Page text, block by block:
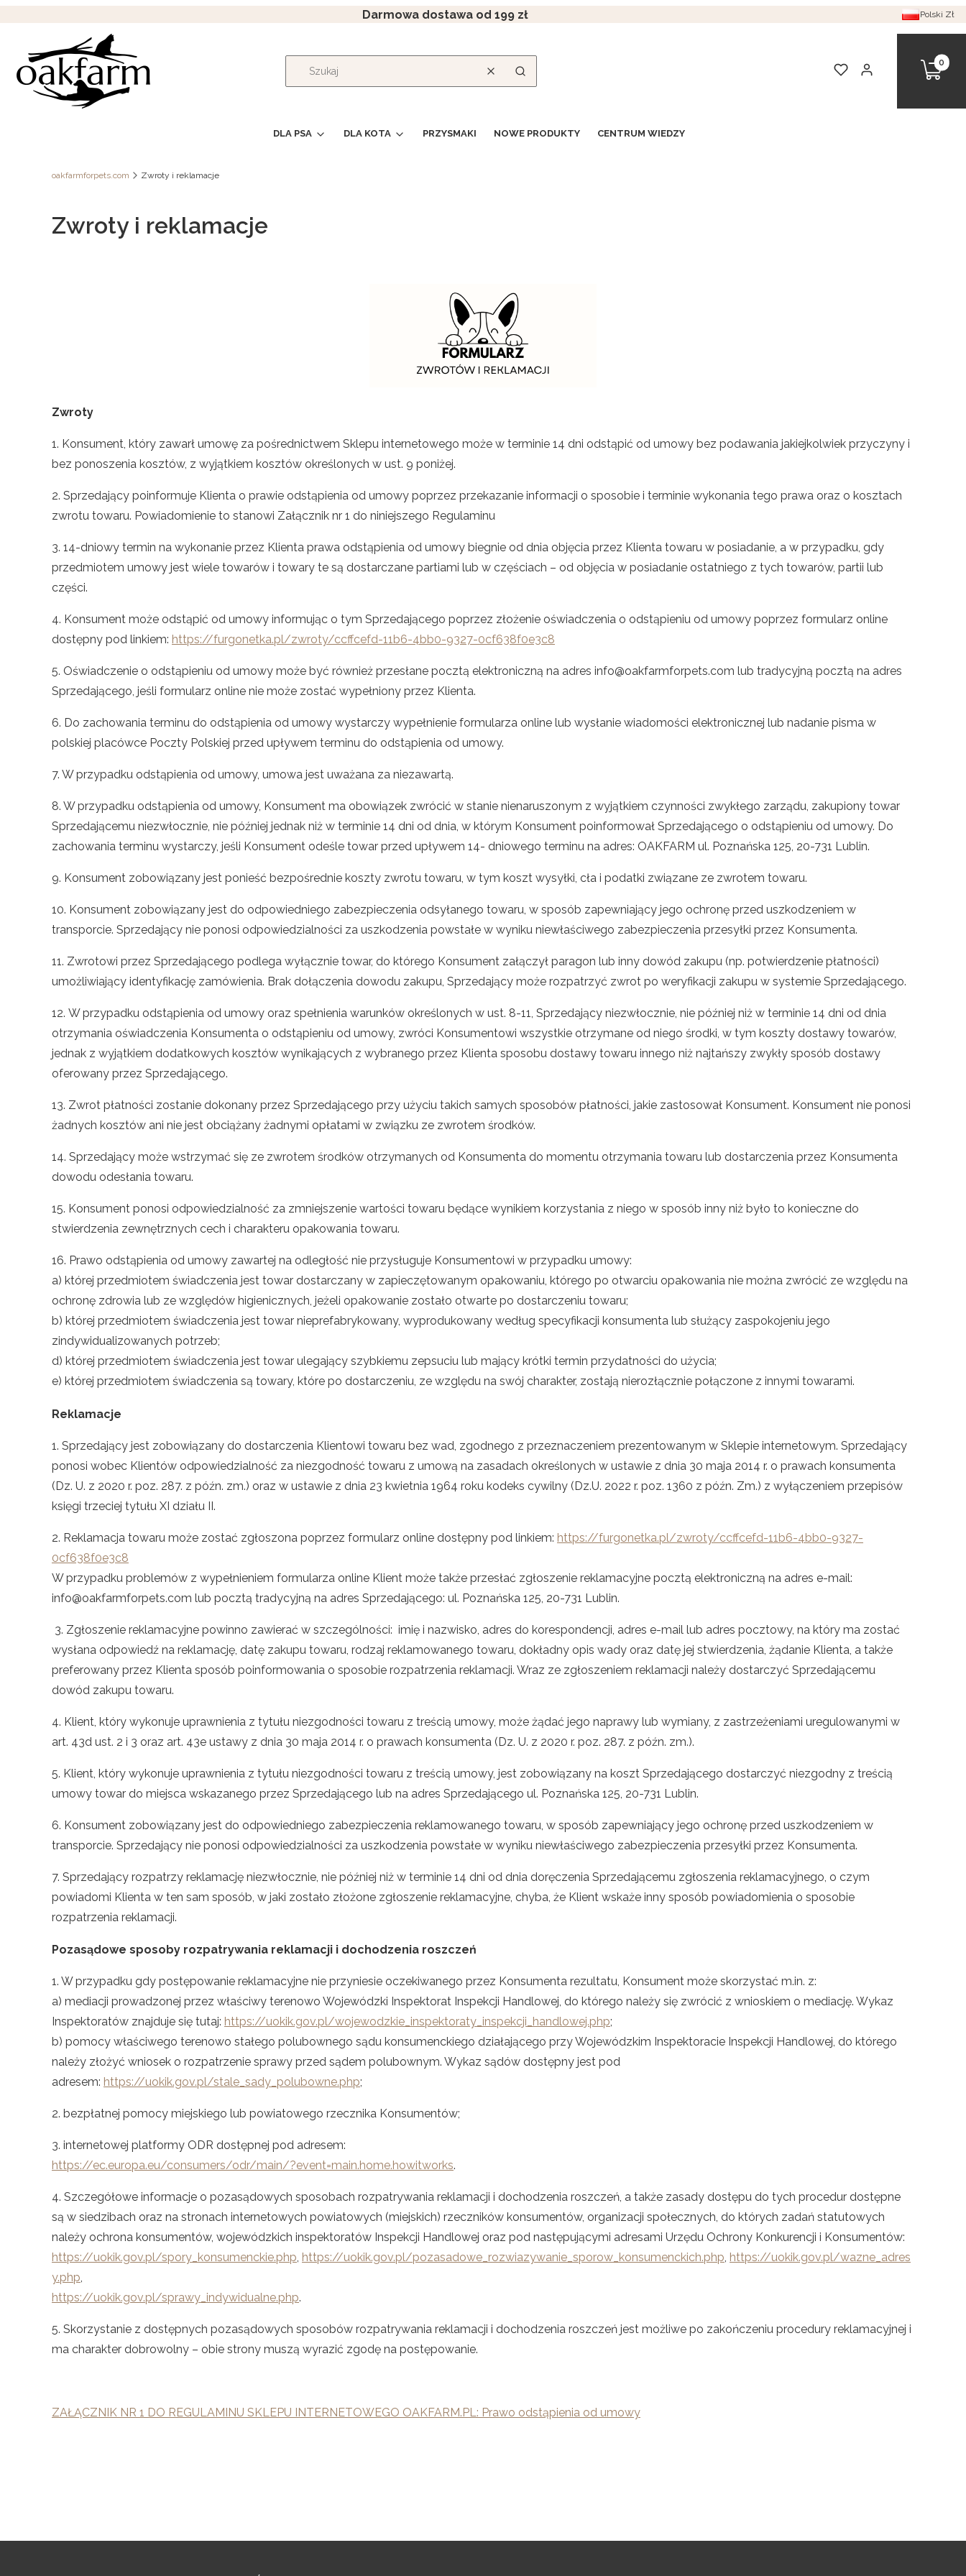
Darmowa dostawa od 199 zł Polski Zł
WyczyśćSzukaj
UlubioneZaloguj się Koszyk
DLA PSA DLA KOTA PRZYSMAKI NOWE PRODUKTY CENTRUM WIEDZY
oakfarmforpets.com Zwroty i reklamacje
Zwroty i reklamacje
Zwroty
1. Konsument, który zawarł umowę za pośrednictwem Sklepu internetowego może w terminie 14 dni odstąpić od umowy bez podawania jakiejkolwiek przyczyny i
bez ponoszenia kosztów, z wyjątkiem kosztów określonych w ust. 9 poniżej.
2. Sprzedający poinformuje Klienta o prawie odstąpienia od umowy poprzez przekazanie informacji o sposobie i terminie wykonania tego prawa oraz o kosztach
zwrotu towaru. Powiadomienie to stanowi Załącznik nr 1 do niniejszego Regulaminu
3. 14-dniowy termin na wykonanie przez Klienta prawa odstąpienia od umowy biegnie od dnia objęcia przez Klienta towaru w posiadanie, a w przypadku, gdy
przedmiotem umowy jest wiele towarów i towary te są dostarczane partiami lub w częściach – od objęcia w posiadanie ostatniego z tych towarów, partii lub
części.
4. Konsument może odstąpić od umowy informując o tym Sprzedającego poprzez złożenie oświadczenia o odstąpieniu od umowy poprzez formularz online
dostępny pod linkiem: https://furgonetka.pl/zwroty/ccffcefd-11b6-4bb0-9327-0cf638f0e3c8
5. Oświadczenie o odstąpieniu od umowy może być również przesłane pocztą elektroniczną na adres info@oakfarmforpets.com lub tradycyjną pocztą na adres
Sprzedającego, jeśli formularz online nie może zostać wypełniony przez Klienta.
6. Do zachowania terminu do odstąpienia od umowy wystarczy wypełnienie formularza online lub wysłanie wiadomości elektronicznej lub nadanie pisma w
polskiej placówce Poczty Polskiej przed upływem terminu do odstąpienia od umowy.
7. W przypadku odstąpienia od umowy, umowa jest uważana za niezawartą.
8. W przypadku odstąpienia od umowy, Konsument ma obowiązek zwrócić w stanie nienaruszonym z wyjątkiem czynności zwykłego zarządu, zakupiony towar
Sprzedającemu niezwłocznie, nie później jednak niż w terminie 14 dni od dnia, w którym Konsument poinformował Sprzedającego o odstąpieniu od umowy. Do
zachowania terminu wystarczy, jeśli Konsument odeśle towar przed upływem 14- dniowego terminu na adres: OAKFARM ul. Poznańska 125, 20-731 Lublin.
9. Konsument zobowiązany jest ponieść bezpośrednie koszty zwrotu towaru, w tym koszt wysyłki, cła i podatki związane ze zwrotem towaru.
10. Konsument zobowiązany jest do odpowiedniego zabezpieczenia odsyłanego towaru, w sposób zapewniający jego ochronę przed uszkodzeniem w
transporcie. Sprzedający nie ponosi odpowiedzialności za uszkodzenia powstałe w wyniku niewłaściwego zabezpieczenia przesyłki przez Konsumenta.
11. Zwrotowi przez Sprzedającego podlega wyłącznie towar, do którego Konsument załączył paragon lub inny dowód zakupu (np. potwierdzenie płatności)
umożliwiający identyfikację zamówienia. Brak dołączenia dowodu zakupu, Sprzedający może rozpatrzyć zwrot po weryfikacji zakupu w systemie Sprzedającego.
12. W przypadku odstąpienia od umowy oraz spełnienia warunków określonych w ust. 8-11, Sprzedający niezwłocznie, nie później niż w terminie 14 dni od dnia
otrzymania oświadczenia Konsumenta o odstąpieniu od umowy, zwróci Konsumentowi wszystkie otrzymane od niego środki, w tym koszty dostawy towarów,
jednak z wyjątkiem dodatkowych kosztów wynikających z wybranego przez Klienta sposobu dostawy towaru innego niż najtańszy zwykły sposób dostawy
oferowany przez Sprzedającego.
13. Zwrot płatności zostanie dokonany przez Sprzedającego przy użyciu takich samych sposobów płatności, jakie zastosował Konsument. Konsument nie ponosi
żadnych kosztów ani nie jest obciążany żadnymi opłatami w związku ze zwrotem środków.
14. Sprzedający może wstrzymać się ze zwrotem środków otrzymanych od Konsumenta do momentu otrzymania towaru lub dostarczenia przez Konsumenta
dowodu odesłania towaru.
15. Konsument ponosi odpowiedzialność za zmniejszenie wartości towaru będące wynikiem korzystania z niego w sposób inny niż było to konieczne do
stwierdzenia zewnętrznych cech i charakteru opakowania towaru.
16. Prawo odstąpienia od umowy zawartej na odległość nie przysługuje Konsumentowi w przypadku umowy:
a) której przedmiotem świadczenia jest towar dostarczany w zapieczętowanym opakowaniu, którego po otwarciu opakowania nie można zwrócić ze względu na
ochronę zdrowia lub ze względów higienicznych, jeżeli opakowanie zostało otwarte po dostarczeniu towaru;
b) której przedmiotem świadczenia jest towar nieprefabrykowany, wyprodukowany według specyfikacji konsumenta lub służący zaspokojeniu jego
zindywidualizowanych potrzeb;
d) której przedmiotem świadczenia jest towar ulegający szybkiemu zepsuciu lub mający krótki termin przydatności do użycia;
e) której przedmiotem świadczenia są towary, które po dostarczeniu, ze względu na swój charakter, zostają nierozłącznie połączone z innymi towarami.
Reklamacje
1. Sprzedający jest zobowiązany do dostarczenia Klientowi towaru bez wad, zgodnego z przeznaczeniem prezentowanym w Sklepie internetowym. Sprzedający
ponosi wobec Klientów odpowiedzialność za niezgodność towaru z umową na zasadach określonych w ustawie z dnia 30 maja 2014 r. o prawach konsumenta
(Dz. U. z 2020 r. poz. 287. z późn. zm.) oraz w ustawie z dnia 23 kwietnia 1964 roku kodeks cywilny (Dz.U. 2022 r. poz. 1360 z późn. Zm.) z wyłączeniem przepisów
księgi trzeciej tytułu XI działu II.
2. Reklamacja towaru może zostać zgłoszona poprzez formularz online dostępny pod linkiem: https://furgonetka.pl/zwroty/ccffcefd-11b6-4bb0-9327-
0cf638f0e3c8
W przypadku problemów z wypełnieniem formularza online Klient może także przesłać zgłoszenie reklamacyjne pocztą elektroniczną na adres e-mail:
info@oakfarmforpets.com lub pocztą tradycyjną na adres Sprzedającego: ul. Poznańska 125, 20-731 Lublin.
3. Zgłoszenie reklamacyjne powinno zawierać w szczególności: imię i nazwisko, adres do korespondencji, adres e-mail lub adres pocztowy, na który ma zostać
wysłana odpowiedź na reklamację, datę zakupu towaru, rodzaj reklamowanego towaru, dokładny opis wady oraz datę jej stwierdzenia, żądanie Klienta, a także
preferowany przez Klienta sposób poinformowania o sposobie rozpatrzenia reklamacji. Wraz ze zgłoszeniem reklamacji należy dostarczyć Sprzedającemu
dowód zakupu towaru.
4. Klient, który wykonuje uprawnienia z tytułu niezgodności towaru z treścią umowy, może żądać jego naprawy lub wymiany, z zastrzeżeniami uregulowanymi w
art. 43d ust. 2 i 3 oraz art. 43e ustawy z dnia 30 maja 2014 r. o prawach konsumenta (Dz. U. z 2020 r. poz. 287. z późn. zm.).
5. Klient, który wykonuje uprawnienia z tytułu niezgodności towaru z treścią umowy, jest zobowiązany na koszt Sprzedającego dostarczyć niezgodny z treścią
umowy towar do miejsca wskazanego przez Sprzedającego lub na adres Sprzedającego ul. Poznańska 125, 20-731 Lublin.
6. Konsument zobowiązany jest do odpowiedniego zabezpieczenia reklamowanego towaru, w sposób zapewniający jego ochronę przed uszkodzeniem w
transporcie. Sprzedający nie ponosi odpowiedzialności za uszkodzenia powstałe w wyniku niewłaściwego zabezpieczenia przesyłki przez Konsumenta.
7. Sprzedający rozpatrzy reklamację niezwłocznie, nie później niż w terminie 14 dni od dnia doręczenia Sprzedającemu zgłoszenia reklamacyjnego, o czym
powiadomi Klienta w ten sam sposób, w jaki zostało złożone zgłoszenie reklamacyjne, chyba, że Klient wskaże inny sposób powiadomienia o sposobie
rozpatrzenia reklamacji.
Pozasądowe sposoby rozpatrywania reklamacji i dochodzenia roszczeń
1. W przypadku gdy postępowanie reklamacyjne nie przyniesie oczekiwanego przez Konsumenta rezultatu, Konsument może skorzystać m.in. z:
a) mediacji prowadzonej przez właściwy terenowo Wojewódzki Inspektorat Inspekcji Handlowej, do którego należy się zwrócić z wnioskiem o mediację. Wykaz
Inspektoratów znajduje się tutaj: https://uokik.gov.pl/wojewodzkie_inspektoraty_inspekcji_handlowej.php;
b) pomocy właściwego terenowo stałego polubownego sądu konsumenckiego działającego przy Wojewódzkim Inspektoracie Inspekcji Handlowej, do którego
należy złożyć wniosek o rozpatrzenie sprawy przed sądem polubownym. Wykaz sądów dostępny jest pod
adresem: https://uokik.gov.pl/stale_sady_polubowne.php;
2. bezpłatnej pomocy miejskiego lub powiatowego rzecznika Konsumentów;
3. internetowej platformy ODR dostępnej pod adresem:
https://ec.europa.eu/consumers/odr/main/?event=main.home.howitworks.
4. Szczegółowe informacje o pozasądowych sposobach rozpatrywania reklamacji i dochodzenia roszczeń, a także zasady dostępu do tych procedur dostępne
są w siedzibach oraz na stronach internetowych powiatowych (miejskich) rzeczników konsumentów, organizacji społecznych, do których zadań statutowych
należy ochrona konsumentów, wojewódzkich inspektoratów Inspekcji Handlowej oraz pod następującymi adresami Urzędu Ochrony Konkurencji i Konsumentów:
https://uokik.gov.pl/spory_konsumenckie.php, https://uokik.gov.pl/pozasadowe_rozwiazywanie_sporow_konsumenckich.php, https://uokik.gov.pl/wazne_adres
y.php,
https://uokik.gov.pl/sprawy_indywidualne.php.
5. Skorzystanie z dostępnych pozasądowych sposobów rozpatrywania reklamacji i dochodzenia roszczeń jest możliwe po zakończeniu procedury reklamacyjnej i
ma charakter dobrowolny – obie strony muszą wyrazić zgodę na postępowanie.
ZAŁĄCZNIK NR 1 DO REGULAMINU SKLEPU INTERNETOWEGO OAKFARM.PL: Prawo odstąpienia od umowy